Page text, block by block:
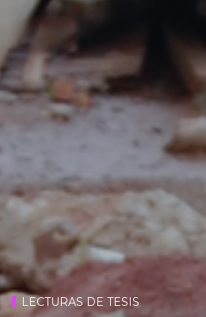
LECTURAS DE TESIS